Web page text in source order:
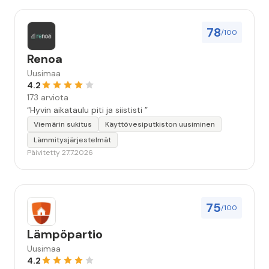
78/100
Renoa
Uusimaa
4.2
173 arviota
“Hyvin aikataulu piti ja siististi ”
Viemärin sukitus
Käyttövesiputkiston uusiminen
Lämmitysjärjestelmät
Päivitetty 27.7.2026
75/100
Lämpöpartio
Uusimaa
4.2